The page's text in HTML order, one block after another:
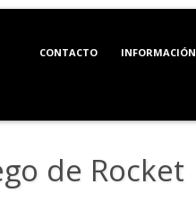
CONTACTO INFORMACIÓN
de Rocket